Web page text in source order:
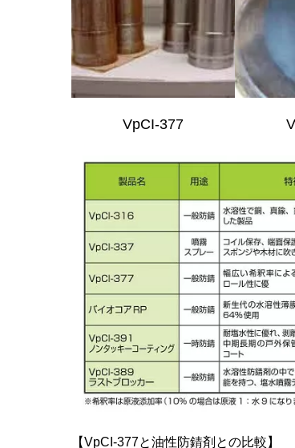
VpCI-377
【VpCI-377と油性防錆剤との比較】